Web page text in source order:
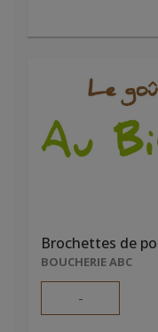
BOUCHERIE ABC
-